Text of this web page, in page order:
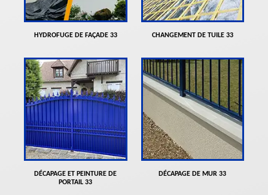
HYDROFUGE DE FAÇADE 33 CHANGEMENT DE TUILE 33
DÉCAPAGE ET PEINTURE DE
PORTAIL 33
DÉCAPAGE DE MUR 33